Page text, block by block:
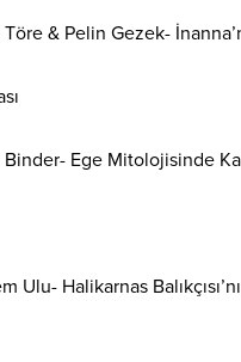
& Pelin Gezek-
Ege Mitolojisinde
Ulu- Halikarnas